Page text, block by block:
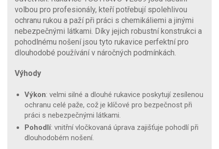
volbou pro profesionály, kteří potřebují spolehlivou
ochranu rukou a paží při práci s chemikáliemi a jinými
nebezpečnými látkami. Díky jejich robustní konstrukci a
pohodlnému nošení jsou tyto rukavice perfektní pro
dlouhodobé používání v náročných podmínkách.
Výhody
Výkon: velmi silné a dlouhé rukavice poskytují zesílenou
ochranu celé paže, což je klíčové pro bezpečnost při
práci s nebezpečnými látkami.
Pohodlí: vnitřní vločkovaná úprava zajišťuje pohodlí při
dlouhodobém nošení.